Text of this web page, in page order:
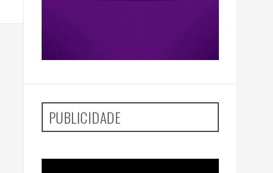
PUBLICIDADE